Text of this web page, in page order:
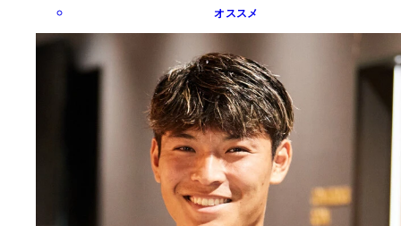
オススメ